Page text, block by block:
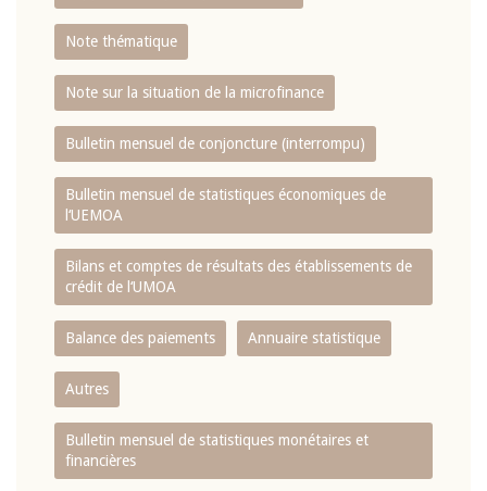
Note thématique
Note sur la situation de la microfinance
Bulletin mensuel de conjoncture (interrompu)
Bulletin mensuel de statistiques économiques de
l‘UEMOA
Bilans et comptes de résultats des établissements de
crédit de l‘UMOA
Balance des paiements Annuaire statistique
Autres
Bulletin mensuel de statistiques monétaires et
financières